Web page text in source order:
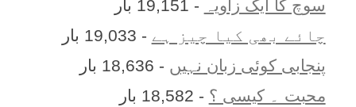
سوچ کا ایک زاویہ
- 19,151 بار
چائے بھی کیا چیز ہے - 19,033 بار
پنجابی کوئی زبان نہیں - 18,636 بار
محبت ۔ کیسی ؟ - 18,582 بار